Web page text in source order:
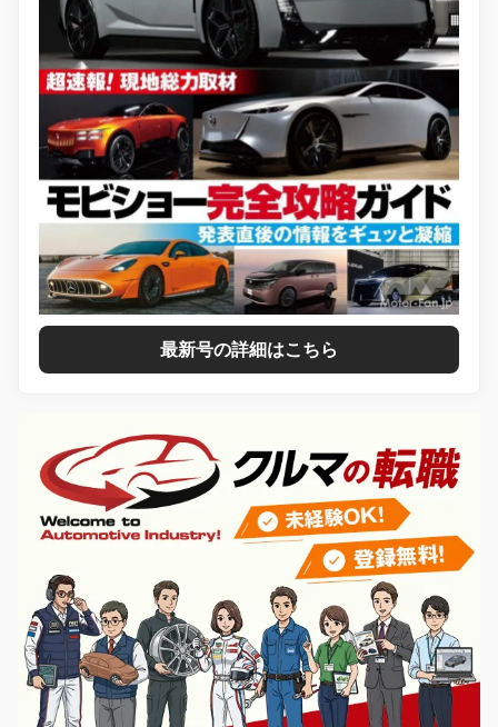
最新号の詳細はこちら